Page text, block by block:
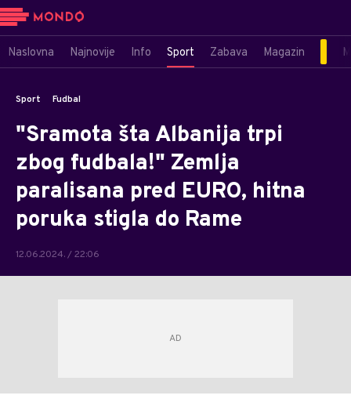
Naslovna Najnovije Info Sport Zabava Magazin
Sport Fudbal
"Sramota šta Albanija trpi
zbog fudbala!" Zemlja
paralisana pred EURO, hitna
poruka stigla do Rame
12.06.2024. / 22:06